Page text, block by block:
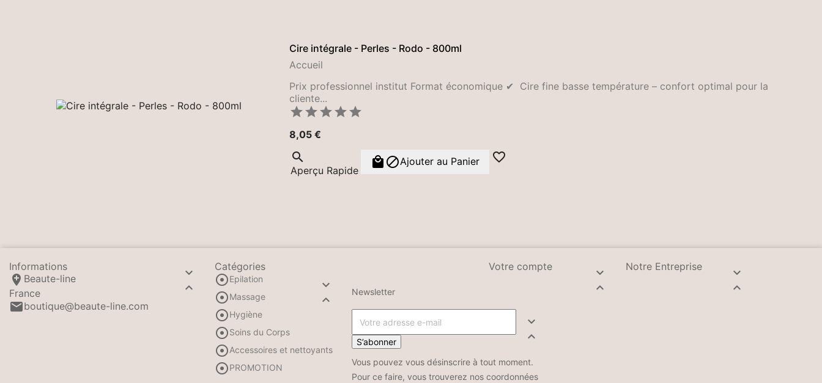
Cire intégrale - Perles - Rodo - 800ml
Accueil
Prix professionnel institut Format économique ✔ Cire fine basse température – confort optimal pour la
cliente...

8,05 €Prix

Aperçu Rapide
 Ajouter au Panier 
Informations


 Beaute-line
France
boutique@beaute-line.com
Catégories


Epilation
Massage
Hygiène
Soins du Corps
Accessoires et nettoyants
PROMOTION
Votre compte


Notre Entreprise


Newsletter


S’abonner
Vous pouvez vous désinscrire à tout moment.
Pour ce faire, vous trouverez nos coordonnées